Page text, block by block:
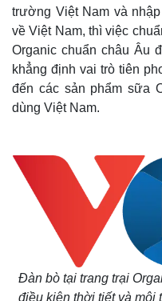
trường Việt Nam và
về Việt Nam, thì việc
Organic chuẩn châu Âu
khẳng định vai trò tiên
đến các sản phẩm sữa
dùng Việt Nam.
Đàn bò tại trang trại
điều kiện thời tiết và môi